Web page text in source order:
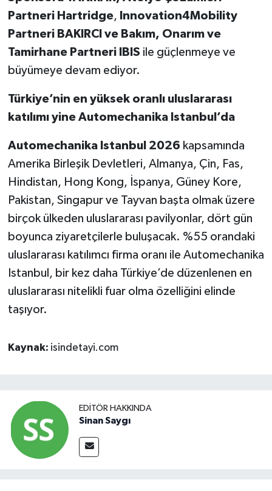
Partneri Hartridge, Innovation4Mobility
Partneri BAKIRCI ve Bakım, Onarım ve
Tamirhane Partneri IBIS ile güçlenmeye ve
büyümeye devam ediyor.
Türkiye’nin en yüksek oranlı uluslararası
katılımı yine Automechanika Istanbul’da
Automechanika Istanbul 2026 kapsamında
Amerika Birleşik Devletleri, Almanya, Çin, Fas,
Hindistan, Hong Kong, İspanya, Güney Kore,
Pakistan, Singapur ve Tayvan başta olmak üzere
birçok ülkeden uluslararası pavilyonlar, dört gün
boyunca ziyaretçilerle buluşacak. %55 orandaki
uluslararası katılımcı firma oranı ile Automechanika
Istanbul, bir kez daha Türkiye’de düzenlenen en
uluslararası nitelikli fuar olma özelliğini elinde
taşıyor.
Kaynak: isindetayi.com
EDITÖR HAKKINDA
Sinan Saygı